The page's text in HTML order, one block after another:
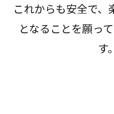
これからも安全で、
となることを願っ
す。